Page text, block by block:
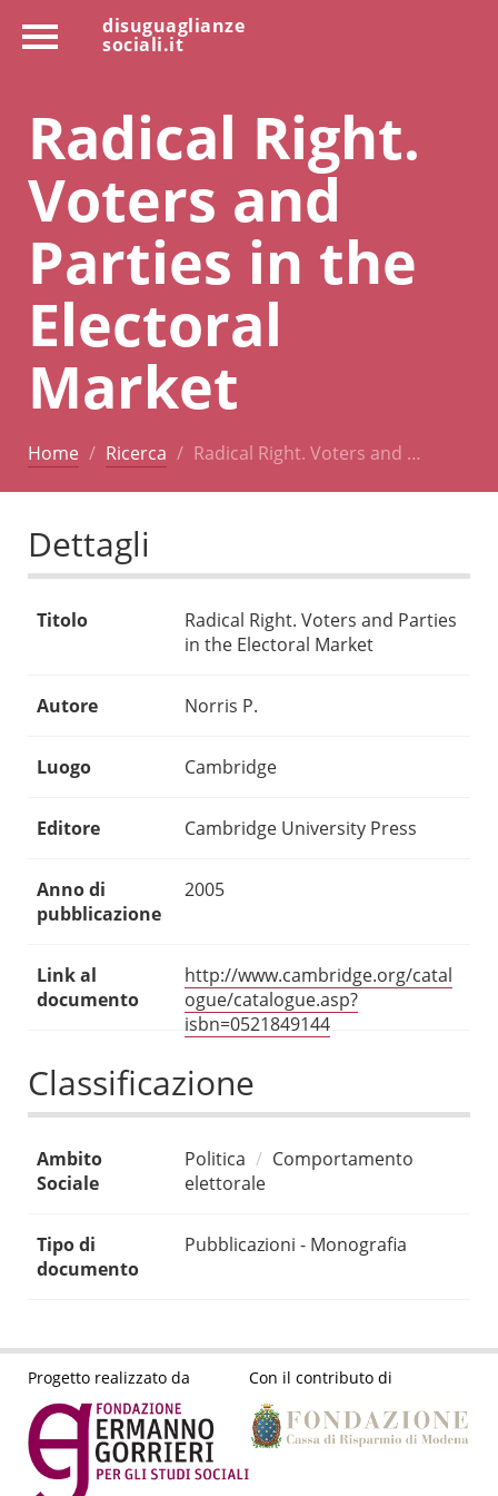
disuguaglianze
sociali.it
Radical Right.
Voters and
Parties in the
Electoral
Market
Home Ricerca Radical Right. Voters and …
Dettagli
Titolo
Radical Right. Voters and Parties
in the Electoral Market
Autore Norris P.
Luogo Cambridge
Editore Cambridge University Press
Anno di
pubblicazione
2005
Link al
documento
http://www.cambridge.org/catal
ogue/catalogue.asp?
isbn=0521849144
Classificazione
Ambito
Sociale
Politica
Comportamento
elettorale
Tipo di
documento
Pubblicazioni - Monografia
Progetto realizzato da Con il contributo di